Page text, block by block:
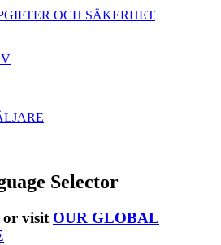
OCH SÄKERHET
Selector
or visit OUR GLOBAL